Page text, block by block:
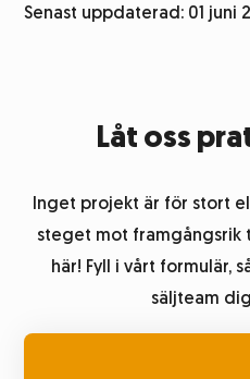
Senast uppdaterad: 01 juni
Låt oss
Inget projekt är för stort
steget mot framgångsrik
här! Fyll i vårt formulär,
säljteam